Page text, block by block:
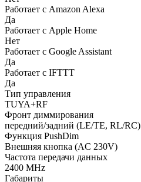
Работает с Amazon Alexa
Да
Работает с Apple Home
Нет
Работает с Google Assistant
Да
Работает с IFTTT
Да
Тип управления
TUYA+RF
Фронт диммирования
передний/задний (LE/TE, RL/RC)
Функция PushDim
Внешняя кнопка (AC 230V)
Частота передачи данных
2400 MHz
Габариты